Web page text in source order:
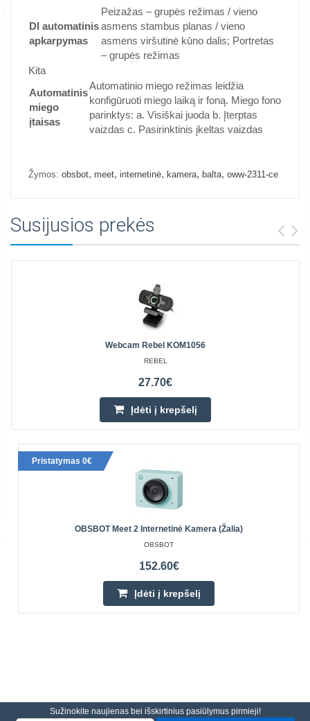
DI automatinis
apkarpymas
Peizažas – grupės režimas / vieno
asmens stambus planas / vieno
asmens viršutinė kūno dalis; Portretas
– grupės režimas
Kita
Automatinis
miego
įtaisas
Automatinio miego režimas leidžia
konfigūruoti miego laiką ir foną. Miego fono
parinktys: a. Visiškai juoda b. Įterptas
vaizdas c. Pasirinktinis įkeltas vaizdas
Žymos: obsbot, meet, internetinė, kamera, balta, oww-2311-ce
Susijusios prekės
Webcam Rebel KOM1056
REBEL
27.70€
Įdėti į krepšelį
Pristatymas 0€
OBSBOT Meet 2 Internetinė Kamera (žalia)
OBSBOT
152.60€
Įdėti į krepšelį
Sužinokite naujienas bei išskirtinius pasiūlymus pirmieji!